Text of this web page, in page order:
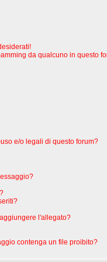
da qualcuno in questo
e/o legali di questo forum?
l'allegato?
contenga un file proibito?